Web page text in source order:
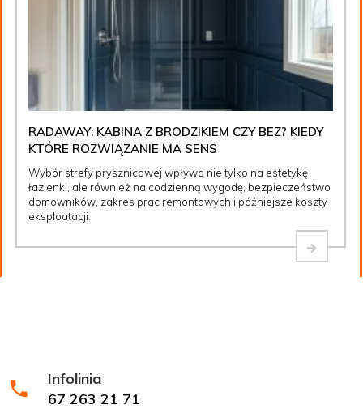
RADAWAY: KABINA Z BRODZIKIEM CZY BEZ? KIEDY
KTÓRE ROZWIĄZANIE MA SENS
Wybór strefy prysznicowej wpływa nie tylko na estetykę
łazienki, ale również na codzienną wygodę, bezpieczeństwo
domowników, zakres prac remontowych i późniejsze koszty
eksploatacji.
Infolinia
67 263 21 71